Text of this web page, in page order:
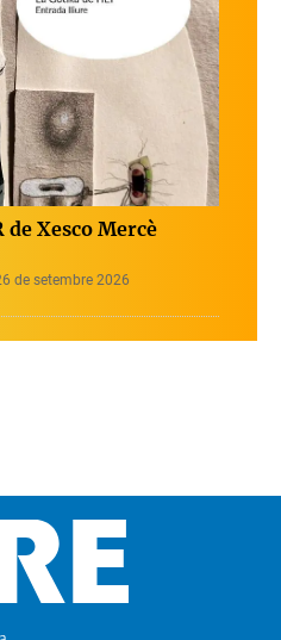
de Xesco Mercè
de setembre 2026